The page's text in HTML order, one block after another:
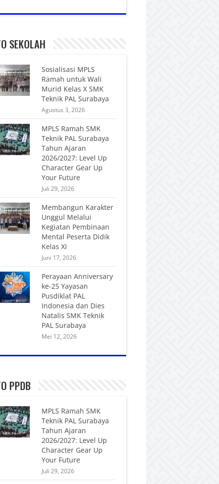
SEKOLAH
Sosialisasi MPLS
Ramah untuk Wali
Murid Kelas X SMK
Teknik PAL Surabaya
Agustus 3, 2026
MPLS Ramah SMK
Teknik PAL Surabaya
Tahun Ajaran
2026/2027: Level Up
Character Gear Up
Your Future
Juli 29, 2026
Membangun Karakter
Unggul Melalui
Kegiatan Pembinaan
Mental Peserta Didik
Kelas XI
Juni 17, 2026
Perayaan Anniversary
ke-25 Yayasan
Pusdiklat PAL
Indonesia dan Dies
Natalis SMK Teknik
PAL Surabaya
Mei 12, 2026
PPDB
MPLS Ramah SMK
Teknik PAL Surabaya
Tahun Ajaran
2026/2027: Level Up
Character Gear Up
Your Future
Juli 29, 2026